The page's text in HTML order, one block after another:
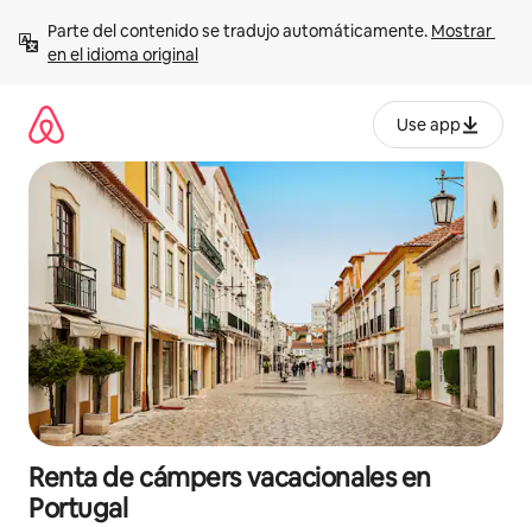
contenido
Parte del contenido se tradujo automáticamente. Mostrar
en el idioma original
Use app
Renta de cámpers vacacionales en
Portugal